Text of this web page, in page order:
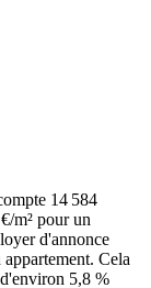
14 584
m² pour un
d'annonce
Cela
5,8 %